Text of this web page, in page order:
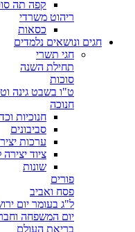
קפה תה
ריהוט משרדי
כסאות
חגים ונושאים נלמדים
חגי תשרי
תחילת השנה
סוכות
ט"ו בשבט גינה
חנוכה
חנוכיות
סביבונים
ערכות
ציוד
שונות
פורים
פסח ואביב
ל"ג בעומר יום
יום המשפחה
בריאת העולם